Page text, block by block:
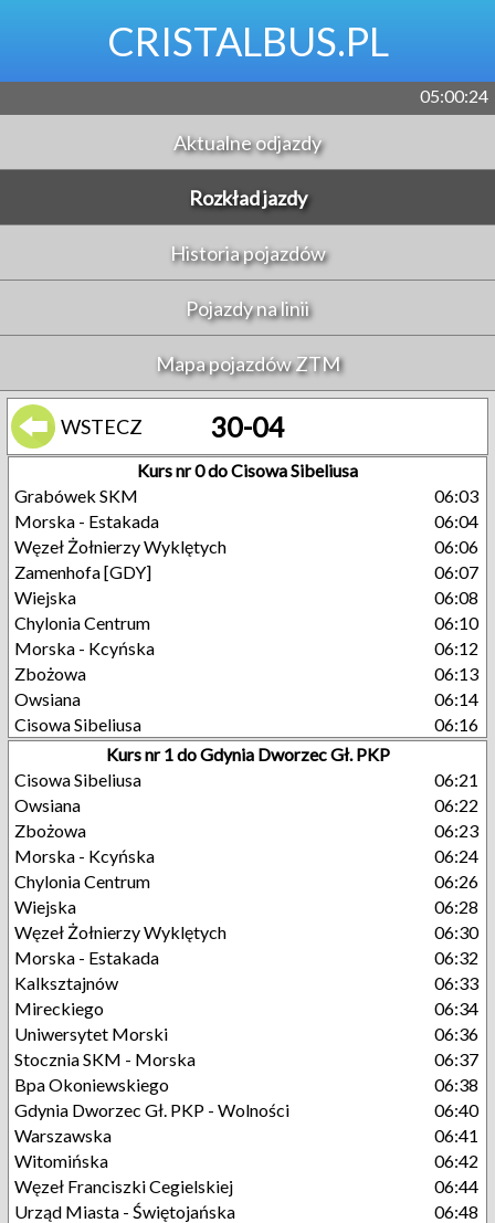
CRISTALBUS.PL
05:00:24
Aktualne odjazdy
Rozkład jazdy
Historia pojazdów
Pojazdy na linii
Mapa pojazdów ZTM
WSTECZ 30-04
Kurs nr 0 do Cisowa Sibeliusa
Grabówek SKM
06:03
Morska - Estakada
06:04
Węzeł Żołnierzy Wyklętych
06:06
Zamenhofa [GDY]
06:07
Wiejska
06:08
Chylonia Centrum
06:10
Morska - Kcyńska
06:12
Zbożowa
06:13
Owsiana
06:14
Cisowa Sibeliusa
06:16
Kurs nr 1 do Gdynia Dworzec Gł. PKP
Cisowa Sibeliusa
06:21
Owsiana
06:22
Zbożowa
06:23
Morska - Kcyńska
06:24
Chylonia Centrum
06:26
Wiejska
06:28
Węzeł Żołnierzy Wyklętych
06:30
Morska - Estakada
06:32
Kalksztajnów
06:33
Mireckiego
06:34
Uniwersytet Morski
06:36
Stocznia SKM - Morska
06:37
Bpa Okoniewskiego
06:38
Gdynia Dworzec Gł. PKP - Wolności
06:40
Warszawska
06:41
Witomińska
06:42
Węzeł Franciszki Cegielskiej
06:44
Urząd Miasta - Świętojańska
06:48